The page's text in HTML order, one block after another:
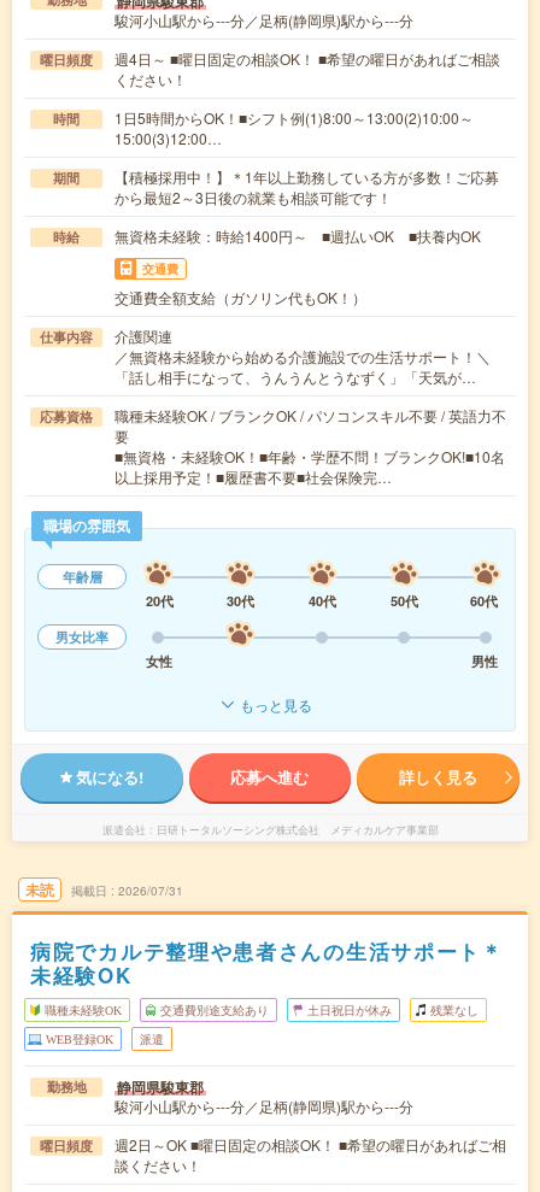
駿河小山駅から---分／足柄(静岡県)駅から---分
曜日頻度
週4日～ ■曜日固定の相談OK！ ■希望の曜日があればご相談
ください！
時間
1日5時間からOK！■シフト例(1)8:00～13:00(2)10:00～
15:00(3)12:00…
期間
【積極採用中！】＊1年以上勤務している方が多数！ご応募
から最短2～3日後の就業も相談可能です！
時給 無資格未経験：時給1400円～ ■週払いOK ■扶養内OK
交通費
交通費全額支給（ガソリン代もOK！）
仕事内容
介護関連
／無資格未経験から始める介護施設での生活サポート！＼
「話し相手になって、うんうんとうなずく」「天気が…
応募資格
職種未経験OK / ブランクOK / パソコンスキル不要 / 英語力不
要
■無資格・未経験OK！■年齢・学歴不問！ブランクOK!■10名
以上採用予定！■履歴書不要■社会保険完…
職場の雰囲気
年齢層
20代
30代 40代 50代
60代
男女比率
女性
男性
もっと見る
気になる! 応募へ進む 詳しく見る
派遣会社 日研トータルソーシング株式会社 メディカルケア事業部
未読 掲載日 2026/07/31
病院でカルテ整理や患者さんの生活サポート＊
未経験OK
職種未経験OK 交通費別途支給あり 土日祝日が休み 残業なし
WEB登録OK 派遣
勤務地 静岡県駿東郡
駿河小山駅から---分／足柄(静岡県)駅から---分
曜日頻度
週2日～OK ■曜日固定の相談OK！ ■希望の曜日があればご相
談ください！